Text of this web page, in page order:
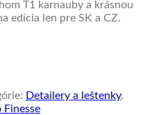
T1 karnauby a krásnou
edícia len pre SK a CZ.
Detailery a leštenky,
Finesse